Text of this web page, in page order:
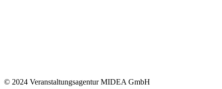
© 2024 Veranstaltungsagentur MIDEA GmbH